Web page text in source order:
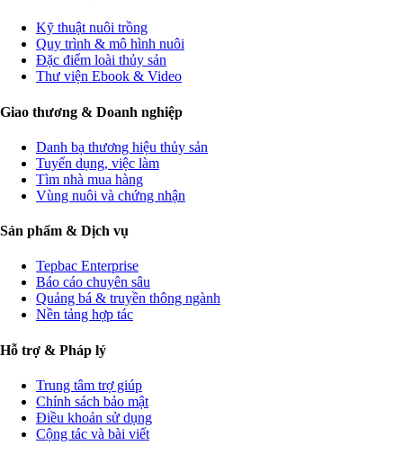
Kỹ thuật nuôi trồng
Quy trình & mô hình nuôi
Đặc điểm loài thủy sản
Thư viện Ebook & Video
Giao thương & Doanh nghiệp
Danh bạ thương hiệu thủy sản
Tuyển dụng, việc làm
Tìm nhà mua hàng
Vùng nuôi và chứng nhận
Sản phẩm & Dịch vụ
Tepbac Enterprise
Báo cáo chuyên sâu
Quảng bá & truyền thông ngành
Nền tảng hợp tác
Hỗ trợ & Pháp lý
Trung tâm trợ giúp
Chính sách bảo mật
Điều khoản sử dụng
Cộng tác và bài viết